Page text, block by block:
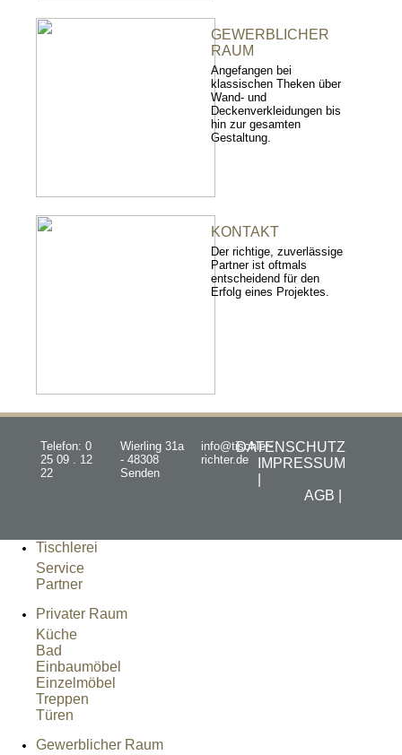
GEWERBLICHER
RAUM
Angefangen bei
klassischen Theken über
Wand- und
Deckenverkleidungen bis
hin zur gesamten
Gestaltung.
KONTAKT
Der richtige, zuverlässige
Partner ist oftmals
entscheidend für den
Erfolg eines Projektes.
Telefon: 0
25 09 . 12
22
Wierling 31a
- 48308
Senden
info@tischler-
richter.de
DATENSCHUTZ
IMPRESSUM
AGB |
Tischlerei
Service
Partner
Privater Raum
Küche
Bad
Einbaumöbel
Einzelmöbel
Treppen
Türen
Gewerblicher Raum